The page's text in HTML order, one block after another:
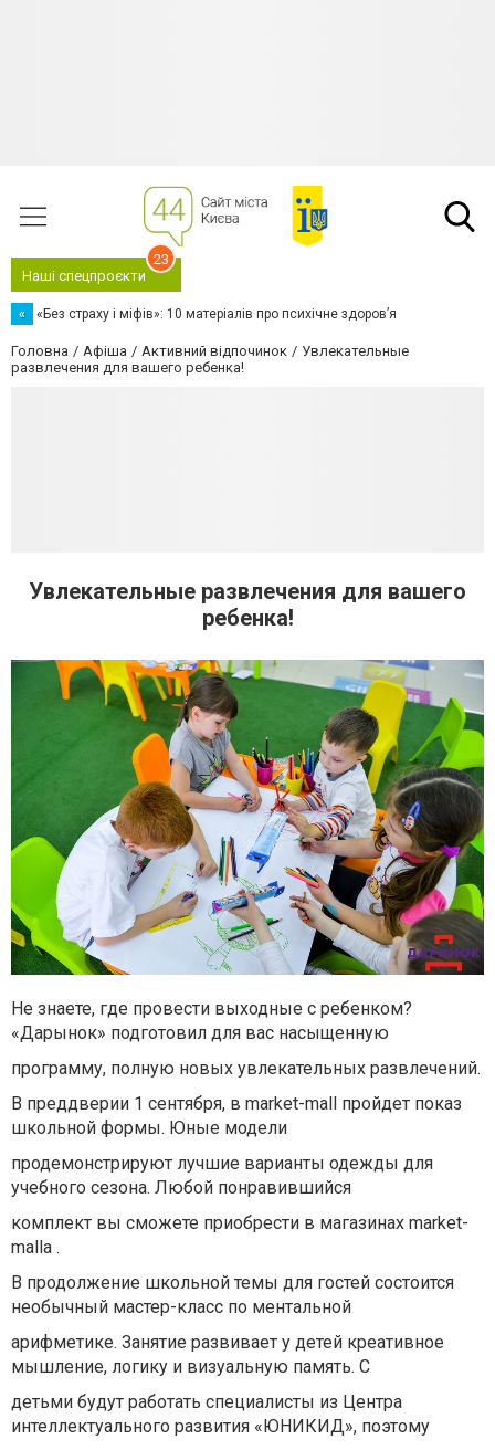
Наші спецпроєкти
23
« «Без страху і міфів»: 10 матеріалів про психічне здоров’я
Головна Афіша Активний відпочинок
Увлекательные
развлечения для вашего ребенка!
Увлекательные развлечения для вашего
ребенка!
Не знаете, где провести выходные с ребенком?
«Дарынок» подготовил для вас насыщенную
программу, полную новых увлекательных развлечений.
В преддверии 1 сентября, в market-mall пройдет показ
школьной формы. Юные модели
продемонстрируют лучшие варианты одежды для
учебного сезона. Любой понравившийся
комплект вы сможете приобрести в магазинах market-
mallа .
В продолжение школьной темы для гостей состоится
необычный мастер-класс по ментальной
арифметике. Занятие развивает у детей креативное
мышление, логику и визуальную память. С
детьми будут работать специалисты из Центра
интеллектуального развития «ЮНИКИД», поэтому